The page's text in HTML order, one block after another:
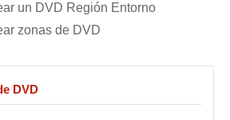
un DVD Región Entorno
zonas de DVD
DVD